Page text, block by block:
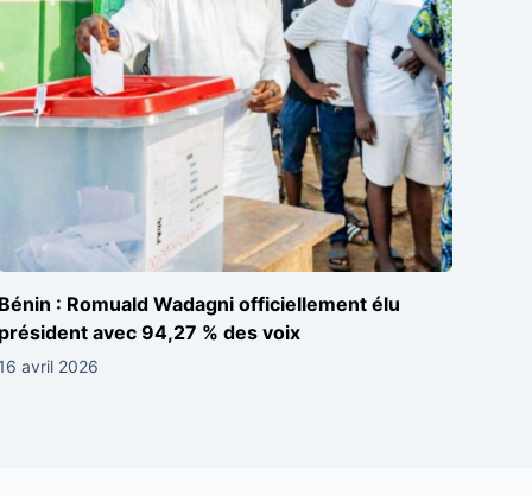
: Romuald Wadagni officiellement élu
avec 94,27 % des voix
avril 2026